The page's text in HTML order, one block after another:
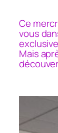
Ce
vous
Mais